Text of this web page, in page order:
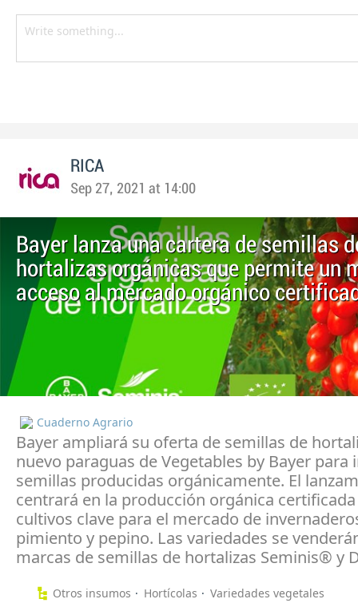
RICA
Sep 27, 2021 at 14:00
Bayer lanza una cartera de semillas
hortalizas orgánicas que permite un
acceso al mercado orgánico
Cuaderno Agrario
Bayer ampliará su oferta de semillas de
nuevo paraguas de Vegetables by Bayer para
semillas producidas orgánicamente. El
centrará en la producción orgánica
cultivos clave para el mercado de
pimiento y pepino. Las variedades se
marcas de semillas de hortalizas Seminis® y
Otros insumos Hortícolas
Variedades vegetales